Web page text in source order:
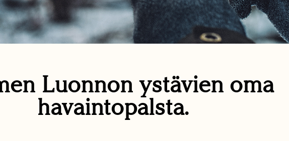
Luonnon ystävien oma
havaintopalsta.